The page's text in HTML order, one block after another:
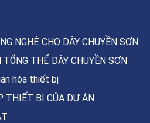
NGHỆ CHO DÂY CHUYỀN SƠN
THỂ DÂY CHUYỀN SƠN
hóa thiết bị
THIẾT BỊ CỦA DỰ ÁN